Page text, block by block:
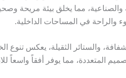
والصناعية، مما يخلق بيئة مريحة
في المساحات الداخلية.
والستائر الثقيلة، يعكس تنوع
مما يوفر أفقاً واسعاً